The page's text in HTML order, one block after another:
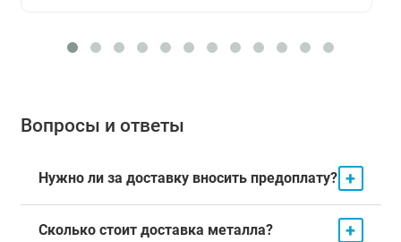
Вопросы и ответы
Нужно ли за доставку вносить предоплату? +
Сколько стоит доставка металла? +